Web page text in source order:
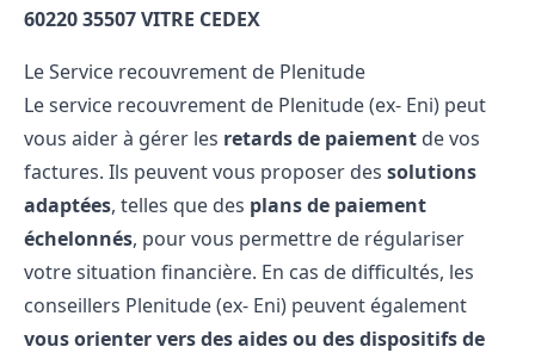
6022035507 VITRE CEDEX
Le Service recouvrement de Plenitude
Le service recouvrement de Plenitude (ex- Eni) peut
vous aider à gérer les retards de paiement de vos
factures. Ils peuvent vous proposer des solutions
adaptées, telles que des plans de paiement
échelonnés, pour vous permettre de régulariser
votre situation financière. En cas de difficultés, les
conseillers Plenitude (ex- Eni) peuvent également
vous orienter vers des aides ou des dispositifs de